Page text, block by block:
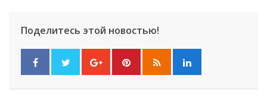
Поделитесь этой новостью!